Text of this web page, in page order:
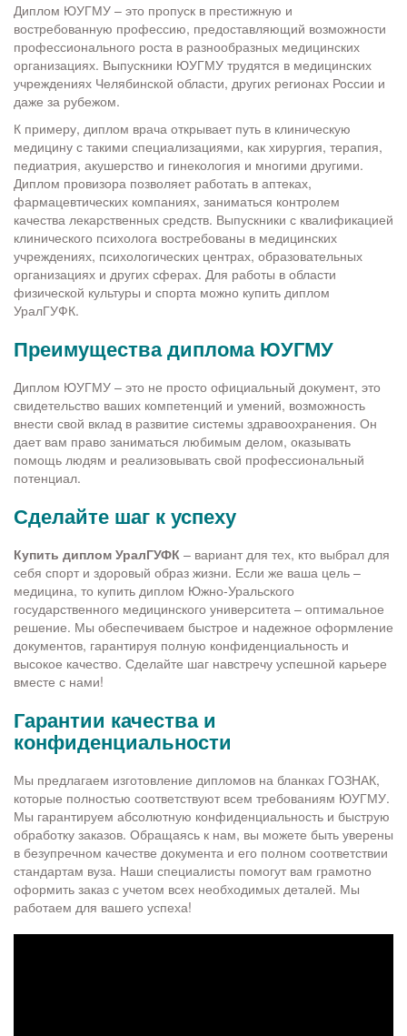
Диплом ЮУГМУ – это пропуск в престижную и
востребованную профессию, предоставляющий возможности
профессионального роста в разнообразных медицинских
организациях. Выпускники ЮУГМУ трудятся в медицинских
учреждениях Челябинской области, других регионах России и
даже за рубежом.
К примеру, диплом врача открывает путь в клиническую
медицину с такими специализациями, как хирургия, терапия,
педиатрия, акушерство и гинекология и многими другими.
Диплом провизора позволяет работать в аптеках,
фармацевтических компаниях, заниматься контролем
качества лекарственных средств. Выпускники с квалификацией
клинического психолога востребованы в медицинских
учреждениях, психологических центрах, образовательных
организациях и других сферах. Для работы в области
физической культуры и спорта можно купить диплом
УралГУФК.
Преимущества диплома ЮУГМУ
Диплом ЮУГМУ – это не просто официальный документ, это
свидетельство ваших компетенций и умений, возможность
внести свой вклад в развитие системы здравоохранения. Он
дает вам право заниматься любимым делом, оказывать
помощь людям и реализовывать свой профессиональный
потенциал.
Сделайте шаг к успеху
Купить диплом УралГУФК – вариант для тех, кто выбрал для
себя спорт и здоровый образ жизни. Если же ваша цель –
медицина, то купить диплом Южно-Уральского
государственного медицинского университета – оптимальное
решение. Мы обеспечиваем быстрое и надежное оформление
документов, гарантируя полную конфиденциальность и
высокое качество. Сделайте шаг навстречу успешной карьере
вместе с нами!
Гарантии качества и
конфиденциальности
Мы предлагаем изготовление дипломов на бланках ГОЗНАК,
которые полностью соответствуют всем требованиям ЮУГМУ.
Мы гарантируем абсолютную конфиденциальность и быструю
обработку заказов. Обращаясь к нам, вы можете быть уверены
в безупречном качестве документа и его полном соответствии
стандартам вуза. Наши специалисты помогут вам грамотно
оформить заказ с учетом всех необходимых деталей. Мы
работаем для вашего успеха!